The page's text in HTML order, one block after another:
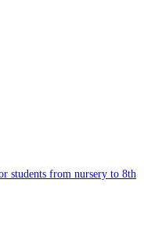
students from nursery to 8th